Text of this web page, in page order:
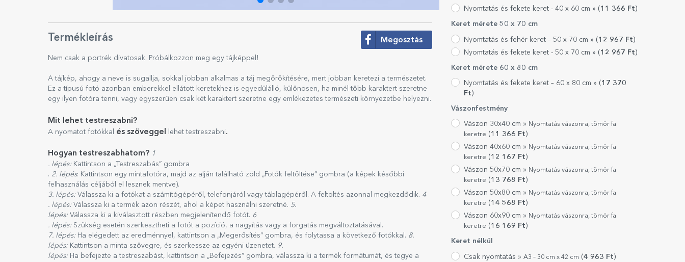
Nyomtatás és fekete keret - 40 x 60 cm » ( 11 366 Ft )
Keret mérete 50 x 70 cm
Nyomtatás és fehér keret – 50 x 70 cm » (12 967 Ft)
Nyomtatás és fekete keret - 50 x 70 cm » ( 12 967 Ft )
Keret mérete 60 x 80 cm
Nyomtatás és fekete keret – 60 x 80 cm » ( 17 370
Ft )
Vászonfestmény
Vászon 30x40 cm » Nyomtatás vászonra, tömör fa
keretre ( 11 366 Ft )
Vászon 40x60 cm » Nyomtatás vászonra, tömör fa
keretre ( 12 167 Ft )
Vászon 50x70 cm » Nyomtatás vászonra, tömör fa
keretre ( 13 768 Ft )
Vászon 50x80 cm » Nyomtatás vászonra, tömör fa
keretre ( 14 568 Ft )
Vászon 60x90 cm » Nyomtatás vászonra, tömör fa
keretre ( 16 169 Ft )
Keret nélkül
Csak nyomtatás » A3 – 30 cm x 42 cm (4 963 Ft )
Termékleírás Megosztás
Nem csak a portrék divatosak. Próbálkozzon meg egy tájképpel!
A tájkép, ahogy a neve is sugallja, sokkal jobban alkalmas a táj megörökítésére, mert jobban keretezi a természetet.
Ez a típusú fotó azonban emberekkel ellátott keretekhez is egyedülálló, különösen, ha minél több karaktert szeretne
egy ilyen fotóra tenni, vagy egyszerűen csak két karaktert szeretne egy emlékezetes természeti környezetbe helyezni.
Mit lehet testreszabni?
A nyomatot fotókkal és szöveggel lehet testreszabni.
Hogyan testreszabhatom? 1
. lépés: Kattintson a „Testreszabás” gombra
. 2. lépés: Kattintson egy mintafotóra, majd az alján található zöld „Fotók feltöltése” gombra (a képek későbbi
felhasználás céljából el lesznek mentve).
3. lépés: Válassza ki a fotókat a számítógépéről, telefonjáról vagy táblagépéről. A feltöltés azonnal megkezdődik. 4
. lépés: Válassza ki a termék azon részét, ahol a képet használni szeretné. 5.
lépés: Válassza ki a kiválasztott részben megjelenítendő fotót. 6
. lépés: Szükség esetén szerkesztheti a fotót a pozíció, a nagyítás vagy a forgatás megváltoztatásával.
7. lépés: Ha elégedett az eredménnyel, kattintson a „Megerősítés” gombra, és folytassa a következő fotókkal. 8.
lépés: Kattintson a minta szövegre, és szerkessze az egyéni üzenetet. 9.
lépés: Ha befejezte a testreszabást, kattintson a „Befejezés” gombra, válassza ki a termék formátumát, és tegye a